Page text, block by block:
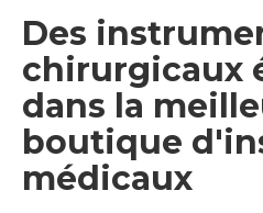
Des
chirurgicaux
dans la
boutique
médicaux